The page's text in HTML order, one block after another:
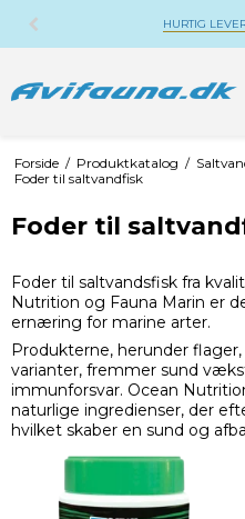
HURTIG
Forside / Produktkatalog /
Foder til saltvandfisk
Foder til
Foder til saltvandsfisk fra
Nutrition og Fauna Marin er
ernæring for marine arter.
Produkterne, herunder
varianter, fremmer sund
immunforsvar. Ocean
naturlige ingredienser, der
hvilket skaber en sund og